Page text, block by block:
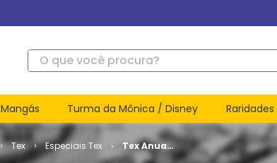
O que você procura?
Mangás Turma da Mônica / Disney Raridades
Tex Especiais Tex
Tex Anual
# 16